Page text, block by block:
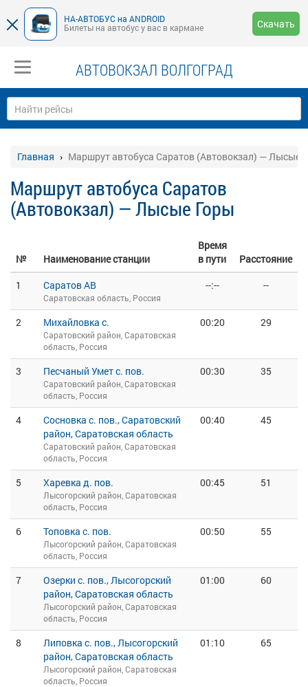
НА-АВТОБУС на ANDROID
Билеты на автобус у вас в кармане
Скачать
АВТОВОКЗАЛ ВОЛГОГРАД
Главная Маршрут автобуса Саратов (Автовокзал) — Лысые
Маршрут автобуса Саратов
(Автовокзал) — Лысые Горы
№ Наименование станции
Время
в пути
Расстояние
1
Саратов АВ
Саратовская область, Россия
--:-- --
2 Михайловка с.
Саратовский район, Саратовская
область, Россия
00:20 29
3 Песчаный Умет с. пов.
Саратовский район, Саратовская
область, Россия
00:30 35
4
Сосновка с. пов., Саратовский
район, Саратовская область
Саратовский район, Саратовская
область, Россия
00:40 45
5 Харевка д. пов.
Лысогорский район, Саратовская
область, Россия
00:45 51
6 Топовка с. пов.
Лысогорский район, Саратовская
область, Россия
00:50 55
7
Озерки с. пов., Лысогорский
район, Саратовская область
Лысогорский район, Саратовская
область, Россия
01:00 60
8
Липовка с. пов., Лысогорский
район, Саратовская область
Лысогорский район, Саратовская
область, Россия
01:10 65